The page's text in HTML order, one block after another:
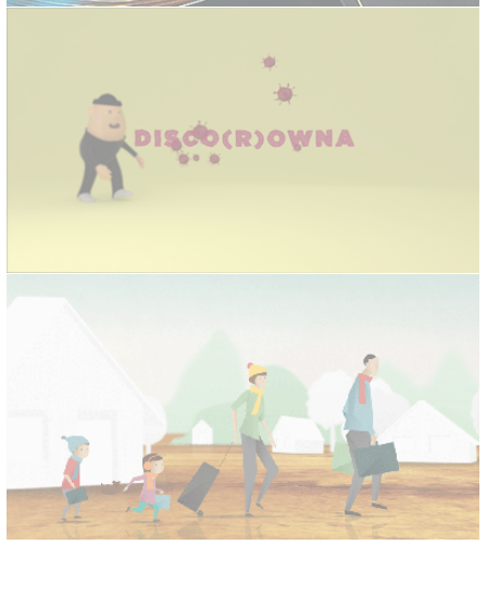
DISCO(R)OWNA
VAILLANT VRS